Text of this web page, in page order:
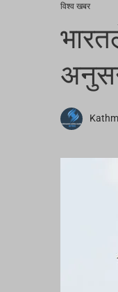
विश्व खबर